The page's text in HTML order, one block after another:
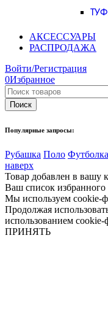
АКСЕССУАРЫ
РАСПРОДАЖА
Войти/Регистрация
0Избранное
Популярные запросы:
Рубашка Поло Футболка
наверх
Товар добавлен в вашу
Ваш список избранного
Мы используем cookie-
Продолжая
использованием cookie-
ПРИНЯТЬ